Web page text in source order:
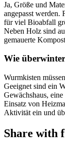
Ja, Größe und
angepasst werden.
für viel Bioabfall
Neben Holz sind
gemauerte
Wie
Wurmkisten
Geeignet sind ein
Gewächshaus,
Einsatz von
Aktivität ein und
Share with